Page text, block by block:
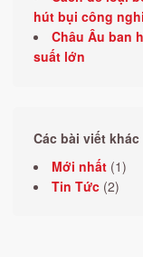
hút bụi công
Châu Âu ban
suất lớn
Các bài viết khác
Mới nhất(1)
Tin Tức(2)